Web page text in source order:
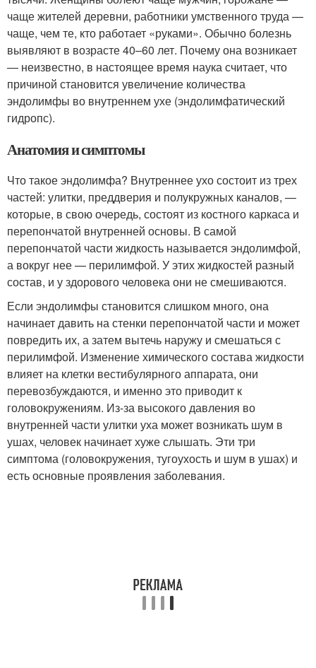
чаще жителей деревни, работники умственного труда —
чаще, чем те, кто работает «руками». Обычно болезнь
выявляют в возрасте 40–60 лет. Почему она возникает
— неизвестно, в настоящее время наука считает, что
причиной становится увеличение количества
эндолимфы во внутреннем ухе (эндолимфатический
гидропс).
Анатомия и симптомы
Что такое эндолимфа? Внутреннее ухо состоит из трех
частей: улитки, преддверия и полукружных каналов, —
которые, в свою очередь, состоят из костного каркаса и
перепончатой внутренней основы. В самой
перепончатой части жидкость называется эндолимфой,
а вокруг нее — перилимфой. У этих жидкостей разный
состав, и у здорового человека они не смешиваются.
Если эндолимфы становится слишком много, она
начинает давить на стенки перепончатой части и может
повредить их, а затем вытечь наружу и смешаться с
перилимфой. Изменение химического состава жидкости
влияет на клетки вестибулярного аппарата, они
перевозбуждаются, и именно это приводит к
головокружениям. Из-за высокого давления во
внутренней части улитки уха может возникать шум в
ушах, человек начинает хуже слышать. Эти три
симптома (головокружения, тугоухость и шум в ушах) и
есть основные проявления заболевания.